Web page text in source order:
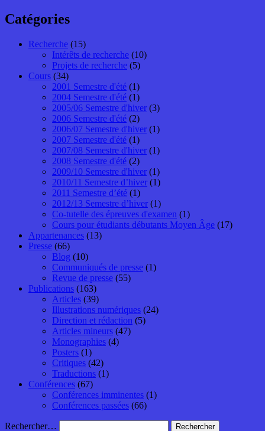
Catégories
Recherche (15)
Intérêts de recherche (10)
Projets de recherche (5)
Cours (34)
2001 Semestre d'été (1)
2004 Semestre d'été (1)
2005/06 Semestre d'hiver (3)
2006 Semestre d'été (2)
2006/07 Semestre d'hiver (1)
2007 Semestre d'été (1)
2007/08 Semestre d'hiver (1)
2008 Semestre d'été (2)
2009/10 Semestre d'hiver (1)
2010/11 Semestre d’hiver (1)
2011 Semestre d’été (1)
2012/13 Semestre d’hiver (1)
Co-tutelle des épreuves d'examen (1)
Cours pour étudiants débutants Moyen Âge (17)
Appartenances (13)
Presse (66)
Blog (10)
Communiqués de presse (1)
Revue de presse (55)
Publications (163)
Articles (39)
Illustrations numériques (24)
Direction et rédaction (5)
Articles mineurs (47)
Monographies (4)
Posters (1)
Critiques (42)
Traductions (1)
Conférences (67)
Conférences imminentes (1)
Conférences passées (66)
Rechercher…